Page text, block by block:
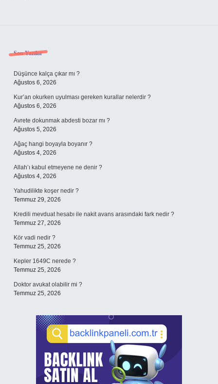
Sidebar
Son Yazılar
Düşünce kalça çıkar mı ?
Ağustos 6, 2026
Kur’an okurken uyulması gereken kurallar nelerdir ?
Ağustos 6, 2026
Avrete dokunmak abdesti bozar mı ?
Ağustos 5, 2026
Ağaç hangi boyayla boyanır ?
Ağustos 4, 2026
Allah’ı kabul etmeyene ne denir ?
Ağustos 4, 2026
Yahudilikte koşer nedir ?
Temmuz 29, 2026
Kredili mevduat hesabı ile nakit avans arasındaki fark nedir ?
Temmuz 27, 2026
Kör vadi nedir ?
Temmuz 25, 2026
Kepler 1649C nerede ?
Temmuz 25, 2026
Doktor avukat olabilir mi ?
Temmuz 25, 2026